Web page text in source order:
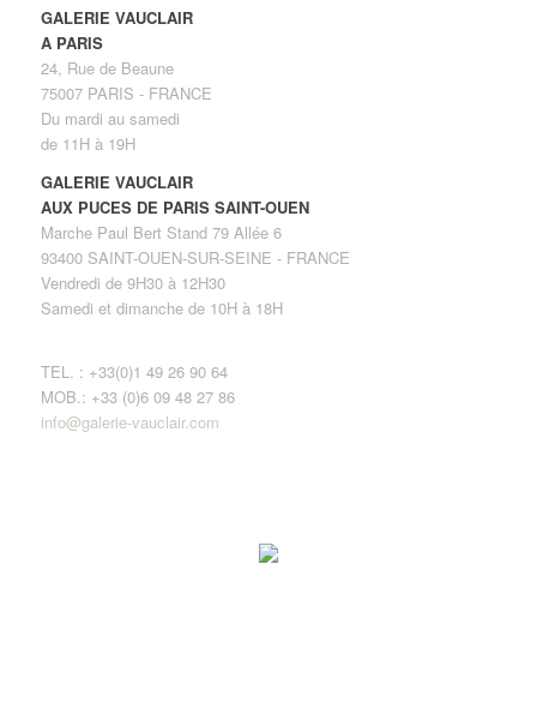
GALERIE VAUCLAIR
A PARIS
24, Rue de Beaune
75007 PARIS - FRANCE
Du mardi au samedi
de 11H à 19H
GALERIE VAUCLAIR
AUX PUCES DE PARIS SAINT-OUEN
Marche Paul Bert Stand 79 Allée 6
93400 SAINT-OUEN-SUR-SEINE - FRANCE
Vendredi de 9H30 à 12H30
Samedi et dimanche de 10H à 18H
TEL. : +33(0)1 49 26 90 64
MOB.: +33 (0)6 09 48 27 86
info@galerie-vauclair.com